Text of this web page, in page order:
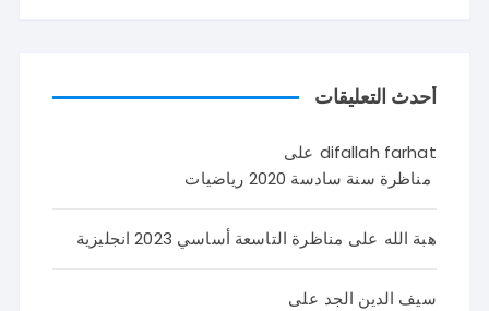
أحدث التعليقات
difallah farhat على
مناظرة سنة سادسة 2020 رياضيات
هبة الله على مناظرة التاسعة أساسي 2023 انجليزية
سيف الدين الجد على